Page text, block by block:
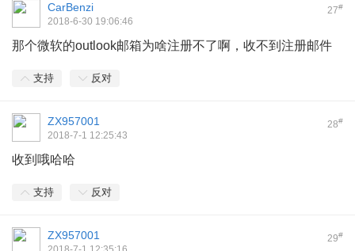
27#
CarBenzi
2018-6-30 19:06:46
那个微软的outlook邮箱为啥注册不了啊，收不到注册邮件
支持 反对
28#
ZX957001
2018-7-1 12:25:43
收到哦哈哈
支持 反对
29#
ZX957001